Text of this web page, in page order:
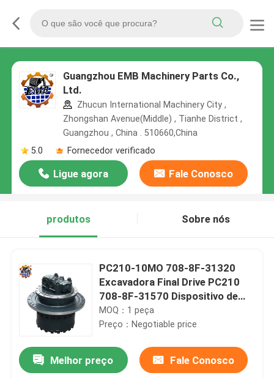
Guangzhou EMB Machinery Parts Co.,
Ltd.
Zhucun International Machinery City ,
Zhongshan Avenue(Middle) , Tianhe District ,
Guangzhou , China . 510660,China
5.0
Fornecedor verificado
Ligue agora Fale Conosco
produtos Sobre nós
PC210-10MO 708-8F-31320
Excavadora Final Drive PC210
708-8F-31570 Dispositivo de
viagem
MOQ：1 peça
Preço：Negotiable price
Melhor preço Fale Conosco